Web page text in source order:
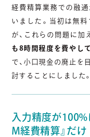
経費精算業務での融
いました。当初は無
が、これらの問題に加
も8時間程度を費やし
で、小口現金の廃止を
討することにしました。
入力精度が100%
M経費精算』だけ